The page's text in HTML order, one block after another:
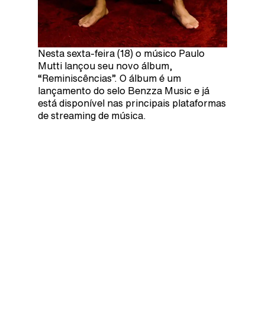
Nesta sexta-feira (18) o músico Paulo
Mutti lançou seu novo álbum,
“Reminiscências”. O álbum é um
lançamento do selo Benzza Music e já
está disponível nas principais plataformas
de streaming de música.